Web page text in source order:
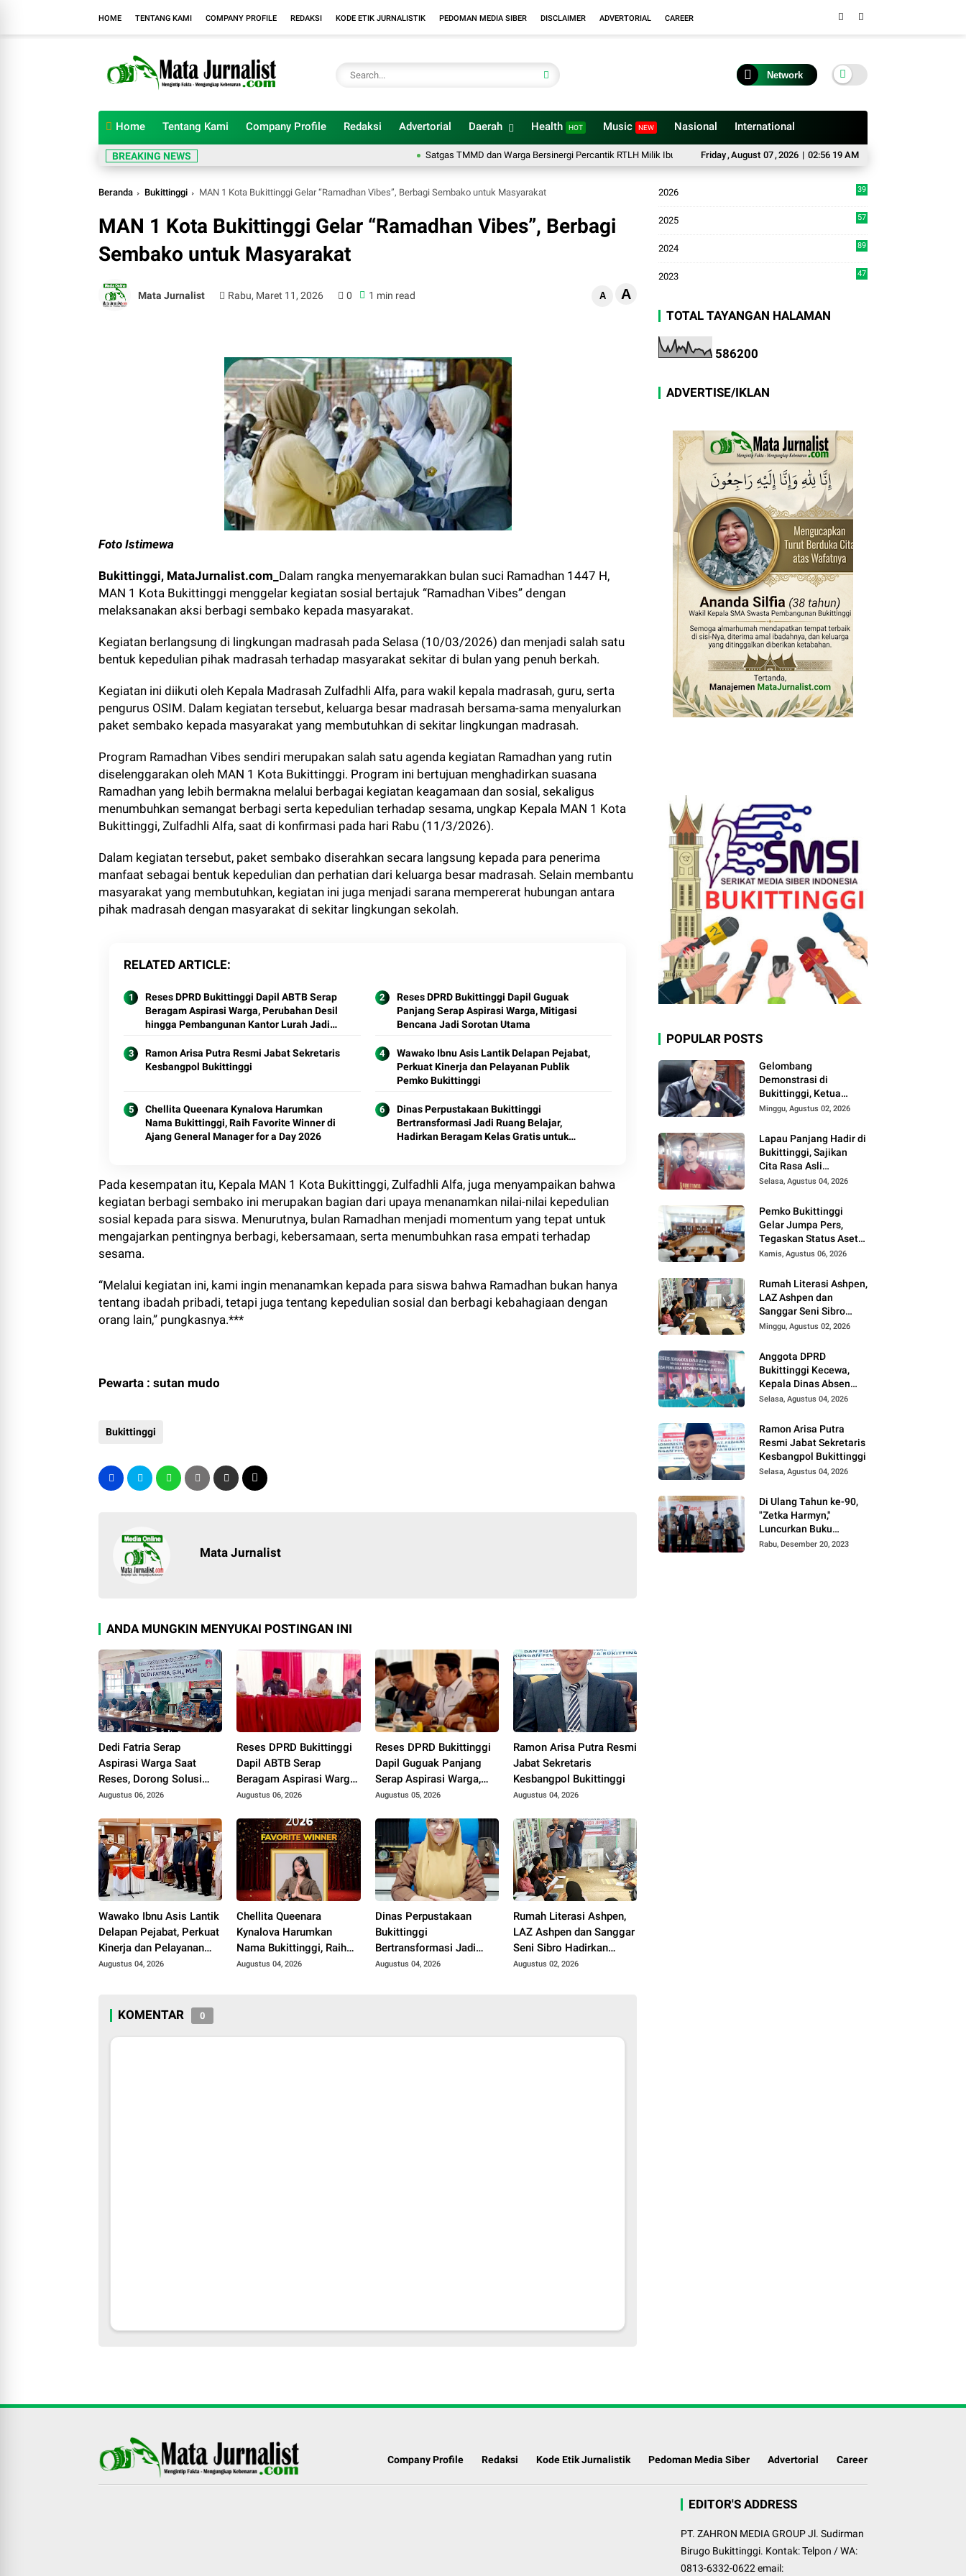
HOME TENTANG KAMI COMPANY PROFILE REDAKSI KODE ETIK JURNALISTIK PEDOMAN MEDIA SIBER DISCLAIMER ADVERTORIAL CAREER
Network
Home Tentang Kami Company Profile Redaksi Advertorial Daerah Health HOT Music NEW Nasional International
Friday,August 07,2026 | 02:56 20 AM
BREAKING NEWS Satgas TMMD dan Warga Bersinergi Percantik RTLH Milik Ibu Ermawati di Agam Miliki 62 Paket Sabu, Seorang Resedivis Diamankan
Beranda Bukittinggi MAN 1 Kota Bukittinggi Gelar “Ramadhan Vibes”, Berbagi Sembako untuk Masyarakat
MAN 1 Kota Bukittinggi Gelar “Ramadhan Vibes”, Berbagi
Sembako untuk Masyarakat
Mata Jurnalist Rabu, Maret 11, 2026 0 1 min read A A
Foto Istimewa
Bukittinggi, MataJurnalist.com_ Dalam rangka menyemarakkan bulan suci Ramadhan 1447 H,
MAN 1 Kota Bukittinggi menggelar kegiatan sosial bertajuk “Ramadhan Vibes” dengan
melaksanakan aksi berbagi sembako kepada masyarakat.
Kegiatan berlangsung di lingkungan madrasah pada Selasa (10/03/2026) dan menjadi salah satu
bentuk kepedulian pihak madrasah terhadap masyarakat sekitar di bulan yang penuh berkah.
Kegiatan ini diikuti oleh Kepala Madrasah Zulfadhli Alfa, para wakil kepala madrasah, guru, serta
pengurus OSIM. Dalam kegiatan tersebut, keluarga besar madrasah bersama-sama menyalurkan
paket sembako kepada masyarakat yang membutuhkan di sekitar lingkungan madrasah.
Program Ramadhan Vibes sendiri merupakan salah satu agenda kegiatan Ramadhan yang rutin
diselenggarakan oleh MAN 1 Kota Bukittinggi. Program ini bertujuan menghadirkan suasana
Ramadhan yang lebih bermakna melalui berbagai kegiatan keagamaan dan sosial, sekaligus
menumbuhkan semangat berbagi serta kepedulian terhadap sesama, ungkap Kepala MAN 1 Kota
Bukittinggi, Zulfadhli Alfa, saat di konfirmasi pada hari Rabu (11/3/2026).
Dalam kegiatan tersebut, paket sembako diserahkan secara langsung kepada para penerima
manfaat sebagai bentuk kepedulian dan perhatian dari keluarga besar madrasah. Selain membantu
masyarakat yang membutuhkan, kegiatan ini juga menjadi sarana mempererat hubungan antara
pihak madrasah dengan masyarakat di sekitar lingkungan sekolah.
RELATED ARTICLE
Reses DPRD Bukittinggi Dapil ABTB Serap
Beragam Aspirasi Warga, Perubahan Desil
hingga Pembangunan Kantor Lurah Jadi
Reses DPRD Bukittinggi Dapil Guguak
Panjang Serap Aspirasi Warga, Mitigasi
Bencana Jadi Sorotan Utama
Ramon Arisa Putra Resmi Jabat Sekretaris
Kesbangpol Bukittinggi
Wawako Ibnu Asis Lantik Delapan Pejabat,
Perkuat Kinerja dan Pelayanan Publik
Pemko Bukittinggi
Chellita Queenara Kynalova Harumkan
Nama Bukittinggi, Raih Favorite Winner di
Ajang General Manager for a Day 2026
Dinas Perpustakaan Bukittinggi
Bertransformasi Jadi Ruang Belajar,
Hadirkan Beragam Kelas Gratis untuk
Pada kesempatan itu, Kepala MAN 1 Kota Bukittinggi, Zulfadhli Alfa, juga menyampaikan bahwa
kegiatan berbagi sembako ini merupakan bagian dari upaya menanamkan nilai-nilai kepedulian
sosial kepada para siswa. Menurutnya, bulan Ramadhan menjadi momentum yang tepat untuk
mengajarkan pentingnya berbagi, kebersamaan, serta menumbuhkan rasa empati terhadap
sesama.
“Melalui kegiatan ini, kami ingin menanamkan kepada para siswa bahwa Ramadhan bukan hanya
tentang ibadah pribadi, tetapi juga tentang kepedulian sosial dan berbagi kebahagiaan dengan
orang lain,” pungkasnya.***
Pewarta : sutan mudo
Bukittinggi
Mata Jurnalist
ANDA MUNGKIN MENYUKAI POSTINGAN INI
Dedi Fatria Serap
Aspirasi Warga Saat
Reses, Dorong Solusi
Bantuan Pendidikan
Baznas
Augustus 06, 2026
Reses DPRD Bukittinggi
Dapil ABTB Serap
Beragam Aspirasi Warga,
Perubahan Desil hingga
Lurah Jadi Sorotan
Augustus 06, 2026
Reses DPRD Bukittinggi
Dapil Guguak Panjang
Serap Aspirasi Warga,
Mitigasi Bencana Jadi
Augustus 05, 2026
Ramon Arisa Putra Resmi
Jabat Sekretaris
Kesbangpol Bukittinggi
Augustus 04, 2026
Wawako Ibnu Asis Lantik
Delapan Pejabat, Perkuat
Kinerja dan Pelayanan
Publik Pemko Bukittinggi
Augustus 04, 2026
Chellita Queenara
Kynalova Harumkan
Nama Bukittinggi, Raih
Favorite Winner di Ajang
Augustus 04, 2026
Dinas Perpustakaan
Bukittinggi
Bertransformasi Jadi
Ruang Belajar, Hadirkan
Augustus 04, 2026
Rumah Literasi Ashpen,
LAZ Ashpen dan Sanggar
Seni Sibro Hadirkan
Bimbel Bahasa Jepang
Augustus 02, 2026
KOMENTAR 0
2026
39
2025
57
2024
89
2023 47
TOTAL TAYANGAN HALAMAN
586200
ADVERTISE/IKLAN
POPULAR POSTS
Gelombang
Demonstrasi di
Bukittinggi, Ketua
DPRD Ajak Semua
Kondusivitas.
Minggu, Agustus 02, 2026
Lapau Panjang Hadir di
Bukittinggi, Sajikan
Cita Rasa Asli
Minangkabau dengan
Selasa, Agustus 04, 2026
Pemko Bukittinggi
Gelar Jumpa Pers,
Tegaskan Status Aset
Daerah dan Klarifikasi
UFDK
Kamis, Agustus 06, 2026
Rumah Literasi Ashpen,
LAZ Ashpen dan
Sanggar Seni Sibro
Hadirkan Bimbel
Anak-anak
Minggu, Agustus 02, 2026
Anggota DPRD
Bukittinggi Kecewa,
Kepala Dinas Absen
pada Reses Masa
2025/ 2026.
Selasa, Agustus 04, 2026
Ramon Arisa Putra
Resmi Jabat Sekretaris
Kesbangpol Bukittinggi
Selasa, Agustus 04, 2026
Di Ulang Tahun ke-90,
"Zetka Harmyn,"
Luncurkan Buku
Biografi, Jejak Langkah
Rabu, Desember 20, 2023
Company Profile Redaksi Kode Etik Jurnalistik Pedoman Media Siber Advertorial Career
EDITOR'S ADDRESS
PT. ZAHRON MEDIA GROUP Jl. Sudirman
Birugo Bukittinggi. Kontak: Telpon / WA:
0813-6332-0622 email: